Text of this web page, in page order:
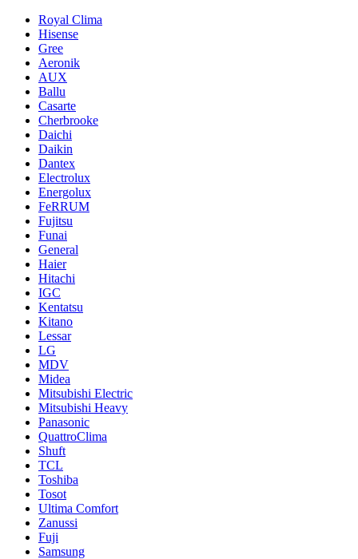
Royal Clima
Hisense
Gree
Aeronik
AUX
Ballu
Casarte
Cherbrooke
Daichi
Daikin
Dantex
Electrolux
Energolux
FeRRUM
Fujitsu
Funai
General
Haier
Hitachi
IGC
Kentatsu
Kitano
Lessar
LG
MDV
Midea
Mitsubishi Electric
Mitsubishi Heavy
Panasonic
QuattroClima
Shuft
TCL
Toshiba
Tosot
Ultima Comfort
Zanussi
Fuji
Samsung